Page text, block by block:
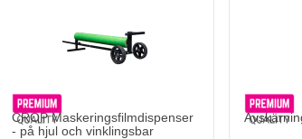
CROP Maskeringsfilmdispenser
- på hjul och vinklingsbar